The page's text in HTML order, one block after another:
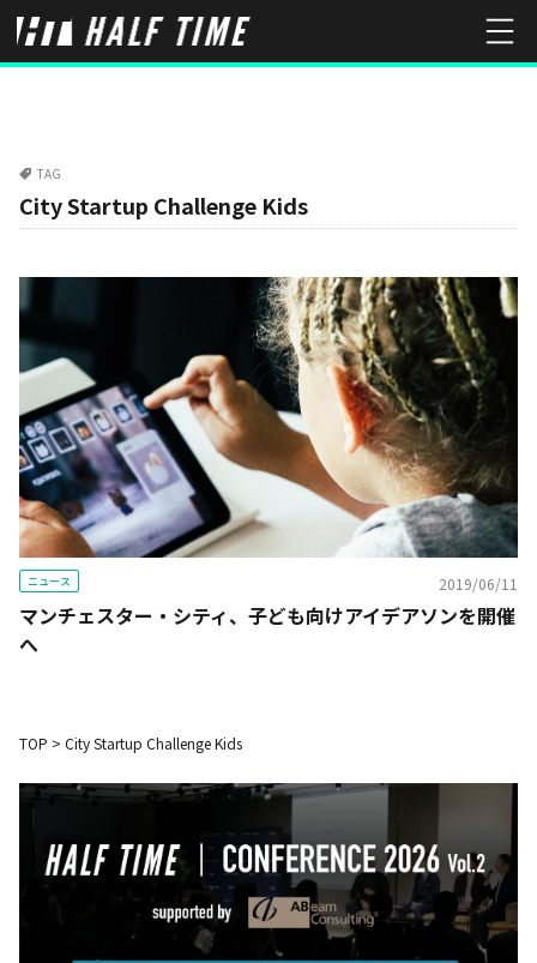
TAG
City Startup Challenge Kids
ニュース 2019/06/11
マンチェスター・シティ、子ども向けアイデアソンを開催
へ
TOP > City Startup Challenge Kids